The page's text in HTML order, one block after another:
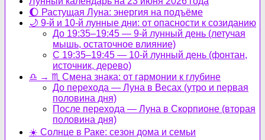
🌔 Растущая Луна: энергия на подъёме
🌙 9-й и 10-й лунные дни: от опасности к созиданию
До 19:35–19:45 — 9-й лунный день (летучая
мышь, остаточное влияние)
С 19:35–19:45 — 10-й лунный день (фонтан,
источник, дерево)
♎ → ♏ Смена знака: от гармонии к глубине
До перехода — Луна в Весах (утро и первая
половина дня)
После перехода — Луна в Скорпионе (вторая
половина дня)
☀️ Солнце в Раке: сезон дома и семьи